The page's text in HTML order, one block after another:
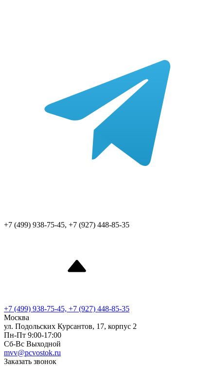
+7 (499) 938-75-45, +7 (927) 448-85-35
+7 (499) 938-75-45, +7 (927) 448-85-35
Москва
ул. Подольских Курсантов, 17, корпус 2
Пн-Пт 9:00-17:00
Сб-Вс Выходной
mvv@pcvostok.ru
Заказать звонок